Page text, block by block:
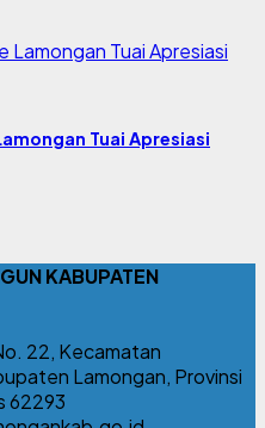
Tuai Apresiasi
KABUPATEN
22, Kecamatan
Lamongan, Provinsi
62293